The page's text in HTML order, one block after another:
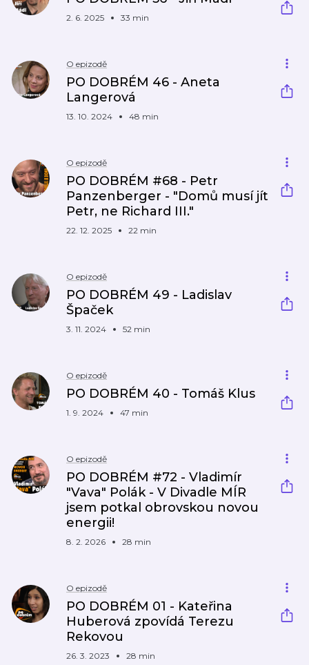
2. 6. 2025 33 min
O epizodě
PO DOBRÉM 46 - Aneta
Langerová
13. 10. 2024 48 min
O epizodě
PO DOBRÉM #68 - Petr
Panzenberger - "Domů musí jít
Petr, ne Richard III."
22. 12. 2025 22 min
O epizodě
PO DOBRÉM 49 - Ladislav
Špaček
3. 11. 2024 52 min
O epizodě
PO DOBRÉM 40 - Tomáš Klus
1. 9. 2024 47 min
O epizodě
PO DOBRÉM #72 - Vladimír
"Vava" Polák - V Divadle MÍR
jsem potkal obrovskou novou
energii!
8. 2. 2026 28 min
O epizodě
PO DOBRÉM 01 - Kateřina
Huberová zpovídá Terezu
Rekovou
26. 3. 2023 28 min